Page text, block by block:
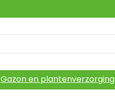
Gazon en plantenverzorging